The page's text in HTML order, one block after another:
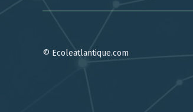
© Ecoleatlantique.com